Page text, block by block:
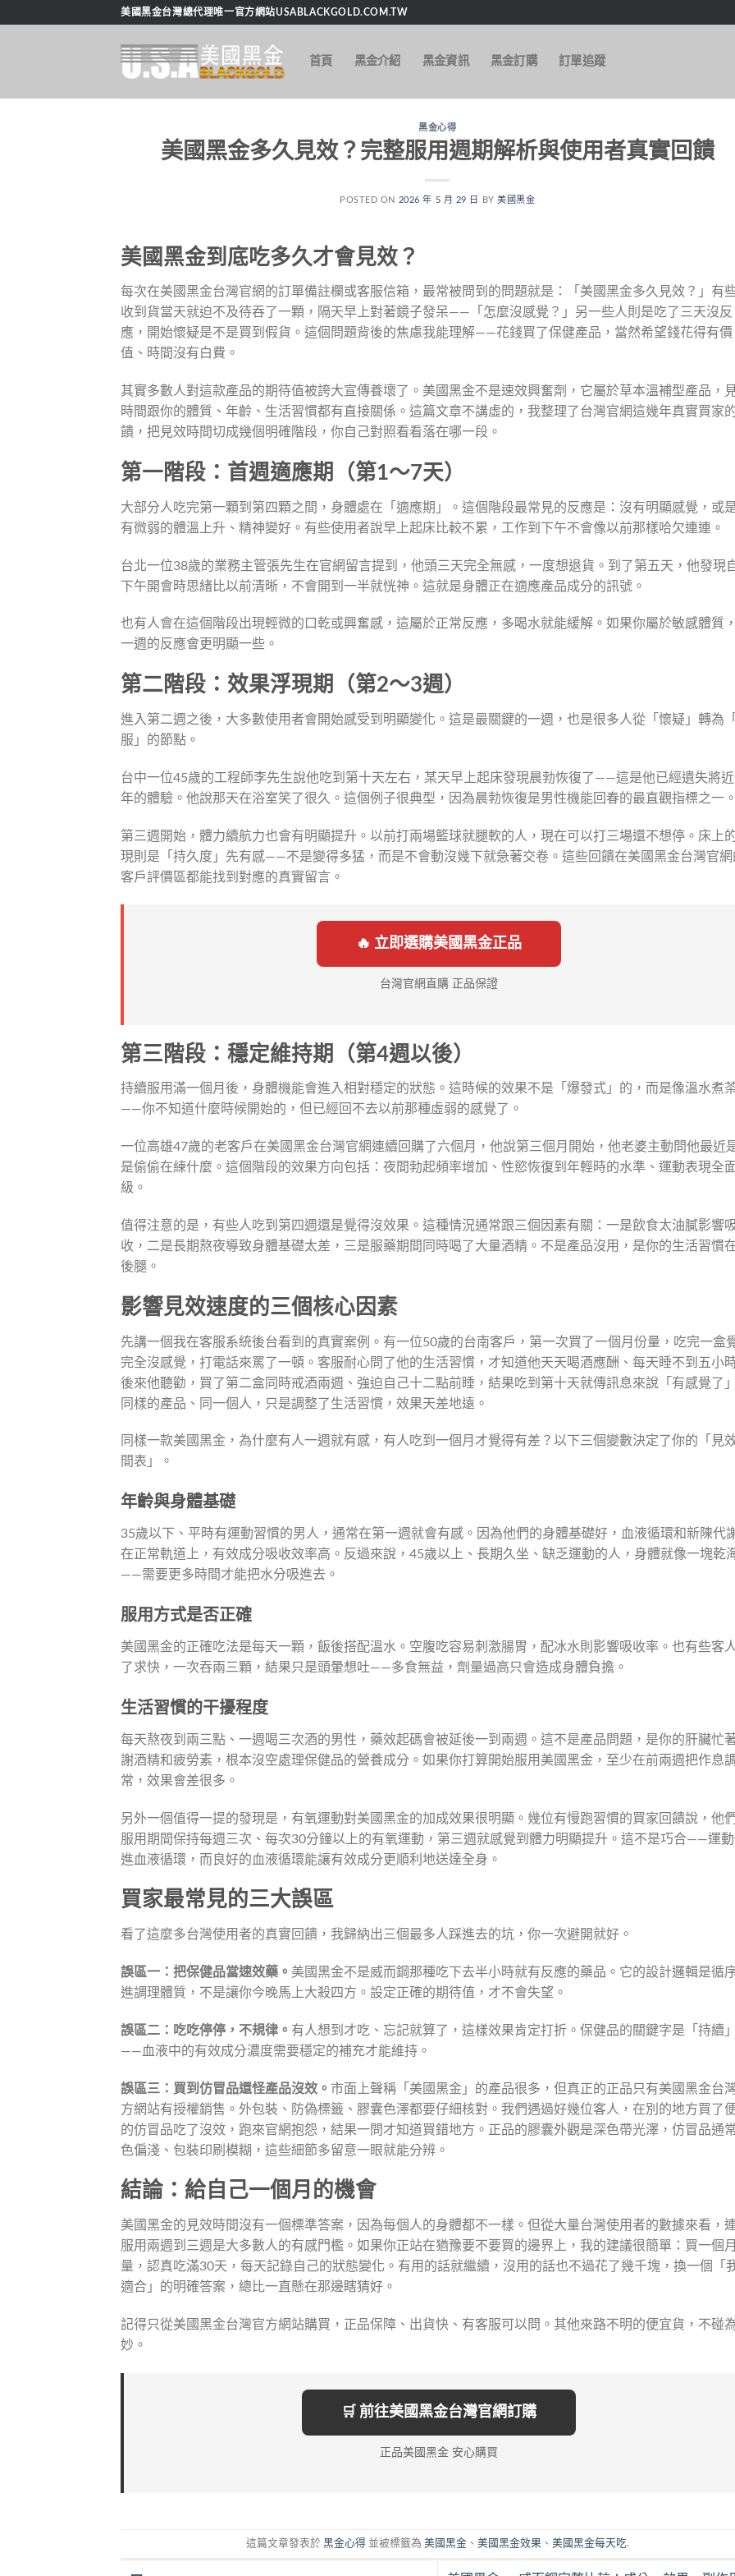
美國黑金台灣總代理唯一官方網站USABLACKGOLD.COM.TW
首頁 黑金介紹 黑金資訊 黑金訂購 訂單追蹤
黑金心得
美國黑金多久見效？完整服用週期解析與使用者真實回饋
POSTED ON 2026 年 5 月 29 日 BY美國黑金
美國黑金到底吃多久才會見效？
每次在美國黑金台灣官網的訂單備註欄或客服信箱，最常被問到的問題就是：「美國黑金多久見效？」有
收到貨當天就迫不及待吞了一顆，隔天早上對著鏡子發呆——「怎麼沒感覺？」另一些人則是吃了三天沒反
應，開始懷疑是不是買到假貨。這個問題背後的焦慮我能理解——花錢買了保健產品，當然希望錢花得有價
值、時間沒有白費。
其實多數人對這款產品的期待值被誇大宣傳養壞了。美國黑金不是速效興奮劑，它屬於草本溫補型產品，
時間跟你的體質、年齡、生活習慣都有直接關係。這篇文章不講虛的，我整理了台灣官網這幾年真實買家
饋，把見效時間切成幾個明確階段，你自己對照看看落在哪一段。
第一階段：首週適應期（第1～7天）
大部分人吃完第一顆到第四顆之間，身體處在「適應期」。這個階段最常見的反應是：沒有明顯感覺，或
有微弱的體溫上升、精神變好。有些使用者說早上起床比較不累，工作到下午不會像以前那樣哈欠連連。
台北一位38歲的業務主管張先生在官網留言提到，他頭三天完全無感，一度想退貨。到了第五天，他發現
下午開會時思緒比以前清晰，不會開到一半就恍神。這就是身體正在適應產品成分的訊號。
也有人會在這個階段出現輕微的口乾或興奮感，這屬於正常反應，多喝水就能緩解。如果你屬於敏感體質
一週的反應會更明顯一些。
第二階段：效果浮現期（第2～3週）
進入第二週之後，大多數使用者會開始感受到明顯變化。這是最關鍵的一週，也是很多人從「懷疑」轉為
服」的節點。
台中一位45歲的工程師李先生說他吃到第十天左右，某天早上起床發現晨勃恢復了——這是他已經遺失將
年的體驗。他說那天在浴室笑了很久。這個例子很典型，因為晨勃恢復是男性機能回春的最直觀指標之一。
第三週開始，體力續航力也會有明顯提升。以前打兩場籃球就腿軟的人，現在可以打三場還不想停。床上
現則是「持久度」先有感——不是變得多猛，而是不會動沒幾下就急著交卷。這些回饋在美國黑金台灣官網
客戶評價區都能找到對應的真實留言。
🔥 立即選購美國黑金正品
台灣官網直購 正品保證
第三階段：穩定維持期（第4週以後）
持續服用滿一個月後，身體機能會進入相對穩定的狀態。這時候的效果不是「爆發式」的，而是像溫水煮
——你不知道什麼時候開始的，但已經回不去以前那種虛弱的感覺了。
一位高雄47歲的老客戶在美國黑金台灣官網連續回購了六個月，他說第三個月開始，他老婆主動問他最近
是偷偷在練什麼。這個階段的效果方向包括：夜間勃起頻率增加、性慾恢復到年輕時的水準、運動表現全
級。
值得注意的是，有些人吃到第四週還是覺得沒效果。這種情況通常跟三個因素有關：一是飲食太油膩影響
收，二是長期熬夜導致身體基礎太差，三是服藥期間同時喝了大量酒精。不是產品沒用，是你的生活習慣
後腿。
影響見效速度的三個核心因素
先講一個我在客服系統後台看到的真實案例。有一位50歲的台南客戶，第一次買了一個月份量，吃完一盒
完全沒感覺，打電話來罵了一頓。客服耐心問了他的生活習慣，才知道他天天喝酒應酬、每天睡不到五小
後來他聽勸，買了第二盒同時戒酒兩週、強迫自己十二點前睡，結果吃到第十天就傳訊息來說「有感覺了
同樣的產品、同一個人，只是調整了生活習慣，效果天差地遠。
同樣一款美國黑金，為什麼有人一週就有感，有人吃到一個月才覺得有差？以下三個變數決定了你的「見
間表」。
年齡與身體基礎
35歲以下、平時有運動習慣的男人，通常在第一週就會有感。因為他們的身體基礎好，血液循環和新陳代
在正常軌道上，有效成分吸收效率高。反過來說，45歲以上、長期久坐、缺乏運動的人，身體就像一塊乾
——需要更多時間才能把水分吸進去。
服用方式是否正確
美國黑金的正確吃法是每天一顆，飯後搭配溫水。空腹吃容易刺激腸胃，配冰水則影響吸收率。也有些客
了求快，一次吞兩三顆，結果只是頭暈想吐——多食無益，劑量過高只會造成身體負擔。
生活習慣的干擾程度
每天熬夜到兩三點、一週喝三次酒的男性，藥效起碼會被延後一到兩週。這不是產品問題，是你的肝臟忙
謝酒精和疲勞素，根本沒空處理保健品的營養成分。如果你打算開始服用美國黑金，至少在前兩週把作息
常，效果會差很多。
另外一個值得一提的發現是，有氧運動對美國黑金的加成效果很明顯。幾位有慢跑習慣的買家回饋說，他
服用期間保持每週三次、每次30分鐘以上的有氧運動，第三週就感覺到體力明顯提升。這不是巧合——運
進血液循環，而良好的血液循環能讓有效成分更順利地送達全身。
買家最常見的三大誤區
看了這麼多台灣使用者的真實回饋，我歸納出三個最多人踩進去的坑，你一次避開就好。
誤區一：把保健品當速效藥。 美國黑金不是威而鋼那種吃下去半小時就有反應的藥品。它的設計邏輯是循
進調理體質，不是讓你今晚馬上大殺四方。設定正確的期待值，才不會失望。
誤區二：吃吃停停，不規律。 有人想到才吃、忘記就算了，這樣效果肯定打折。保健品的關鍵字是「持續」
——血液中的有效成分濃度需要穩定的補充才能維持。
誤區三：買到仿冒品還怪產品沒效。 市面上聲稱「美國黑金」的產品很多，但真正的正品只有美國黑金台
方網站有授權銷售。外包裝、防偽標籤、膠囊色澤都要仔細核對。我們遇過好幾位客人，在別的地方買了
的仿冒品吃了沒效，跑來官網抱怨，結果一問才知道買錯地方。正品的膠囊外觀是深色帶光澤，仿冒品通
色偏淺、包裝印刷模糊，這些細節多留意一眼就能分辨。
結論：給自己一個月的機會
美國黑金的見效時間沒有一個標準答案，因為每個人的身體都不一樣。但從大量台灣使用者的數據來看，
服用兩週到三週是大多數人的有感門檻。如果你正站在猶豫要不要買的邊界上，我的建議很簡單：買一個
量，認真吃滿30天，每天記錄自己的狀態變化。有用的話就繼續，沒用的話也不過花了幾千塊，換一個「
適合」的明確答案，總比一直懸在那邊瞎猜好。
記得只從美國黑金台灣官方網站購買，正品保障、出貨快、有客服可以問。其他來路不明的便宜貨，不碰
妙。
🛒 前往美國黑金台灣官網訂購
正品美國黑金 安心購買
這篇文章發表於 黑金心得並被標籤為 美國黑金、 美國黑金效果 、 美國黑金每天吃.